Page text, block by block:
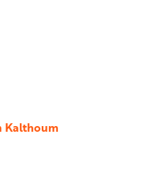
Kalthoum